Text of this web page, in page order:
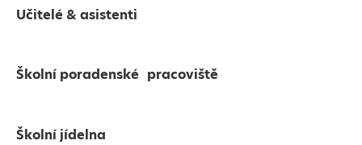
Učitelé & asistenti
Školní poradenské pracoviště
Školní jídelna